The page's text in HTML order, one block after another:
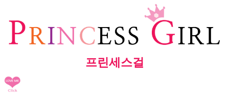
프린세스걸